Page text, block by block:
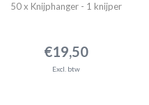
50 x Knijphanger - 1 knijper
€19,50
Excl. btw